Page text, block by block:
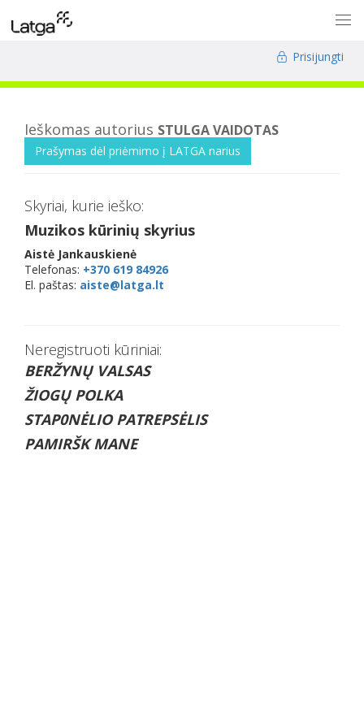
Prisijungti
Ieškomas autorius STULGA VAIDOTAS
Prašymas dėl priėmimo į LATGA narius
Skyriai, kurie ieško:
Muzikos kūrinių skyrius
Aistė Jankauskienė
Telefonas: +370 619 84926
El. paštas: aiste@latga.lt
Neregistruoti kūriniai:
BERŽYNŲ VALSAS
ŽIOGŲ POLKA
STAP0NĖLIO PATREPSĖLIS
PAMIRŠK MANE